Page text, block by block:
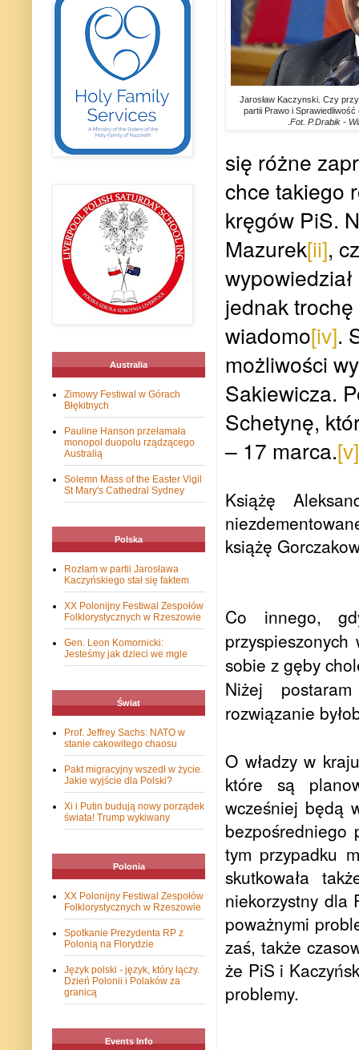
Jarosław Kaczynski. Czy
partii Prawo i
Fot. P.Drabik -
się różne
chce takiego
kręgów PiS.
Mazurek[ii],
jednak
wiadomo[iv].
możliwości
Sakiewicza.
Schetynę,
– 17 marca.[v]
Książę
książę
Co innego,
sobie z gęby
Niżej
rozwiązanie
O władzy w
które są
wcześniej będą
tym przypadku
skutkowała
niekorzystny dla
poważnymi
zaś, także
że PiS i
problemy.
Australia
Zimowy Festiwal w Górach
Błękitnych
Pauline Hanson przełamała
monopol duopolu rządzącego
Australią
Solemn Mass of the Easter Vigil
St Mary's Cathedral Sydney
Polska
Rozłam w partii Jarosława
Kaczyńskiego stał się faktem
XX Polonijny Festiwal Zespołów
Folklorystycznych w Rzeszowie
Gen. Leon Komornicki:
Jesteśmy jak dzieci we mgle
Świat
Prof. Jeffrey Sachs: NATO w
stanie cakowitego chaosu
Pakt migracyjny wszedł w życie.
Jakie wyjście dla Polski?
Xi i Putin budują nowy porządek
świata! Trump wykiwany
Polonia
XX Polonijny Festiwal Zespołów
Folklorystycznych w Rzeszowie
Spotkanie Prezydenta RP z
Polonią na Florydzie
Język polski - język, który łączy.
Dzień Polonii i Polaków za
granicą
Events Info